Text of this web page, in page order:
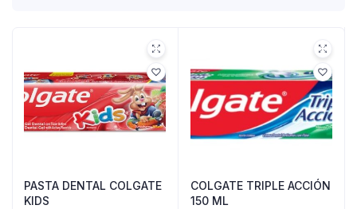
PASTA DENTAL COLGATE
KIDS
COLGATE TRIPLE ACCIÓN
150 ML